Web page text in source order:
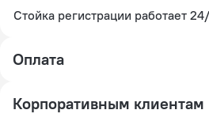
Стойка регистрации работает
Оплата
Корпоративным клиентам